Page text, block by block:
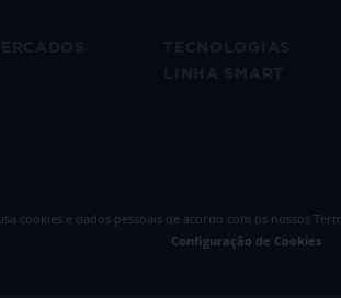
cookies e dados pessoais de acordo com os nossos
Configuração de Cookies